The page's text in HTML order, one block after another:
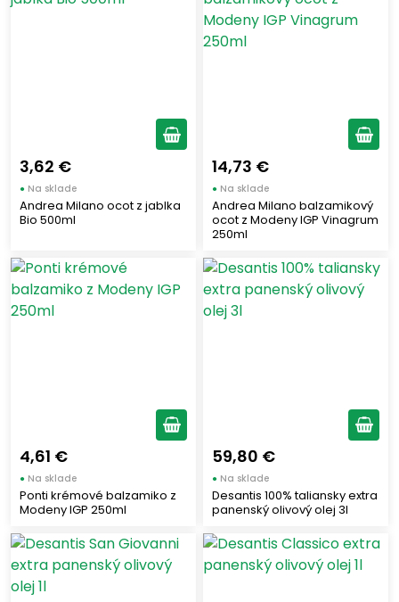
3,62 €
● Na sklade
Andrea Milano ocot z jablka
Bio 500ml
14,73 €
● Na sklade
Andrea Milano balzamikový
ocot z Modeny IGP Vinagrum
250ml
4,61 €
● Na sklade
Ponti krémové balzamiko z
Modeny IGP 250ml
59,80 €
● Na sklade
Desantis 100% taliansky extra
panenský olivový olej 3l